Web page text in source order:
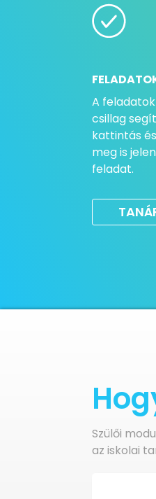
A
csillag
kattintás
meg is
feladat.
Szülői
az iskolai